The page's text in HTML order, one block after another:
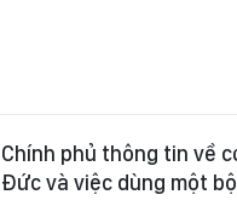
Chính phủ thông tin về
Đức và việc dùng một